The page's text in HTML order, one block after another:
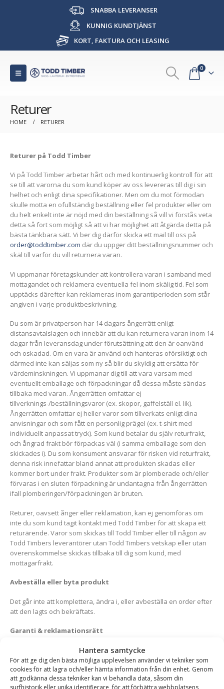
Hantera samtycke
För att ge dig den bästa möjliga upplevelsen använder vi tekniker som
cookies för att lagra och/eller hämta information från din enhet. Genom
att godkänna dessa tekniker kan vi behandla data, såsom din
surfhistorik eller unika identifierare, för att förbättra webbplatsens
SNABBA LEVERANSER
KUNNIG KUNDTJÄNST
KORT, FAKTURA OCH LEASING
0
Returer
HOME RETURER
Returer på Todd Timber
Vi på Todd Timber arbetar hårt och med kontinuerlig kontroll för att
se till att varorna du som kund köper av oss levereras till dig i sin
helhet och enligt dina specifikationer. Men om du mot förmodan
skulle motta en ofullständig beställning eller fel produkter eller om
du helt enkelt inte är nöjd med din beställning så vill vi förstås veta
detta så fort som möjligt så att vi har möjlighet att åtgärda detta på
bästa tänkbara sätt. Vi ber dig därför skicka ett mail till oss på
order@toddtimber.com där du uppger ditt beställningsnummer och
skäl till varför du vill returnera varan.
Vi uppmanar företagskunder att kontrollera varan i samband med
mottagandet och reklamera eventuella fel inom skälig tid. Fel som
upptäcks därefter kan reklameras inom garantiperioden som står
angiven i varje produktbeskrivning.
Du som är privatperson har 14 dagars ångerrätt enligt
distansavtalslagen och innebär att du kan returnera varan inom 14
dagar från leveransdag under förutsättning att den är oanvänd
och oskadad. Om en vara är använd och hanteras oförsiktigt och
därmed inte kan säljas som ny så blir du skyldig att ersätta för
värdeminskningen. Vi uppmanar dig till att vara varsam med
eventuellt emballage och förpackningar då dessa måste sändas
tillbaka med varan. Ångerrätten omfattar ej
tillverknings-/beställningsvaror (ex. skopor, gaffelställ el. lik).
Ångerrätten omfattar ej heller varor som tillverkats enligt dina
anvisningar och som fått en personlig prägel (ex. t-shirt med
individuellt anpassat tryck). Som kund betalar du själv returfrakt,
och ångrad frakt bör förpackas väl (i samma emballage som den
skickades i). Du som konsument ansvarar för risken vid returfrakt,
denna risk innefattar bland annat att produkten skadas eller
kommer bort under frakt. Produkter som är plomberade och/eller
förvaras i en sluten förpackning är undantagna från ångerrätten
ifall plomberingen/förpackningen är bruten.
Returer, oavsett ånger eller reklamation, kan ej genomföras om
inte du som kund tagit kontakt med Todd Timber för att skapa ett
returärende. Varor som skickas till Todd Timber eller till någon av
Todd Timbers leverantörer utan Todd Timbers vetskap eller utan
överenskommelse skickas tillbaka till dig som kund, med
mottagarfrakt.
Avbeställa eller byta produkt
Det går inte att komplettera, ändra i, eller avbeställa en order efter
att den lagts och bekräftats.
Garanti & reklamationsrätt
Garantiden skiljer sig åt mellan olika produkter och detta står
angivet i produktbeskrivningen eller i information som medföljer
vid leverans. Kontakta oss gärna om du är osäker och har frågor
om garantin kring den produkt du är intresserad av innan köp.